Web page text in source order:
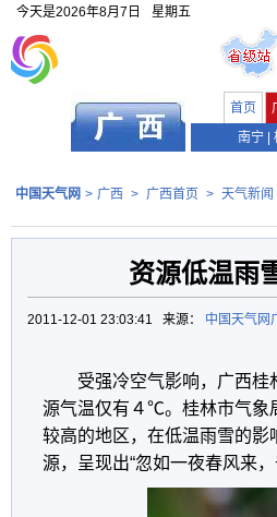
今天是2026年8月7日 星期五
首页
南宁
中国天气网 > 广西 > 广西首页 > 天气新闻
资源低温雨
2011-12-01 23:03:41 来源： 中国天气网
受强冷空气影响，广西
源气温仅有４℃。桂林市气象
较高的地区，在低温雨雪的
源，呈现出“忽如一夜春风来